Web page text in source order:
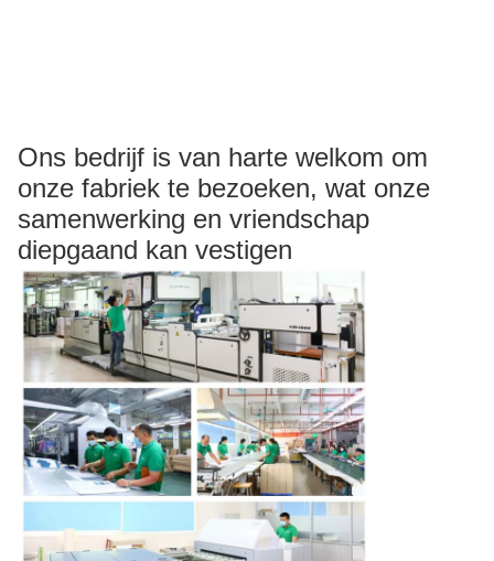
Ons bedrijf is van harte welkom om
onze fabriek te bezoeken, wat onze
samenwerking en vriendschap
diepgaand kan vestigen